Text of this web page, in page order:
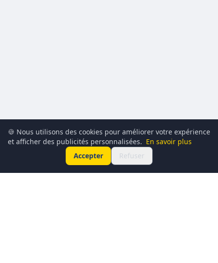
🍪 Nous utilisons des cookies pour améliorer votre expérience
et afficher des publicités personnalisées. En savoir plus
Accepter
Refuser